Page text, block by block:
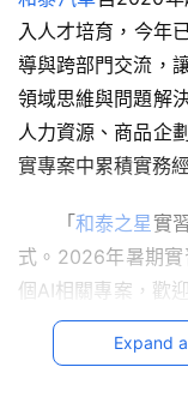
駕
影
音
台
灣
生
活
入人才培育，今年
導與跨部門交流，
領域思維與問題解
人力資源、商品企
實專案中累積實務
「和泰之星實
式。2026年暑期實
個AI相關專案，歡
習期間為7月1日至
與企業參訪等活動
Expand